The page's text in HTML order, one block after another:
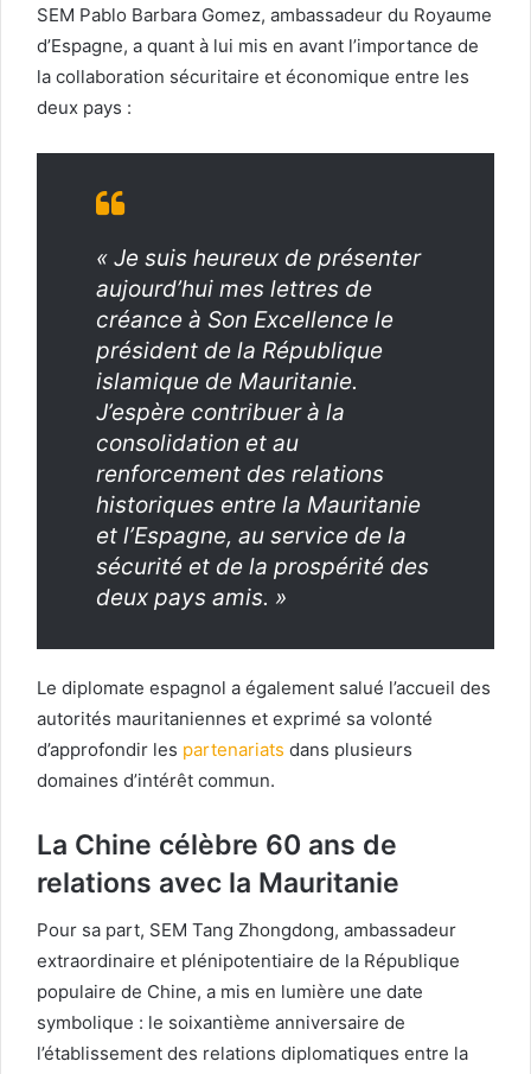
SEM Pablo Barbara Gomez, ambassadeur du Royaume
d’Espagne, a quant à lui mis en avant l’importance de
la collaboration sécuritaire et économique entre les
deux pays :
« Je suis heureux de présenter
aujourd’hui mes lettres de
créance à Son Excellence le
président de la République
islamique de Mauritanie.
J’espère contribuer à la
consolidation et au
renforcement des relations
historiques entre la Mauritanie
et l’Espagne, au service de la
sécurité et de la prospérité des
deux pays amis. »
Le diplomate espagnol a également salué l’accueil des
autorités mauritaniennes et exprimé sa volonté
d’approfondir les partenariats dans plusieurs
domaines d’intérêt commun.
La Chine célèbre 60 ans de
relations avec la Mauritanie
Pour sa part, SEM Tang Zhongdong, ambassadeur
extraordinaire et plénipotentiaire de la République
populaire de Chine, a mis en lumière une date
symbolique : le soixantième anniversaire de
l’établissement des relations diplomatiques entre la